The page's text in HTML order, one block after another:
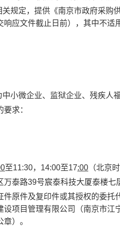
规定，提供《南京市政府采购
应文件截止日前），其中不适
小微企业、监狱企业、残疾人
求：
至11:30， 14:00至17:00 （北京
万泰路39号宸泰科技大厦泰楼七
原件及复印件或其授权的委托
项目管理有限公司（南京市江
）。